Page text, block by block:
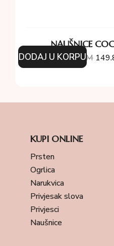
NAUŠNICE
214.00KM
DODAJ U KORPU
KUPI ONLINE
Prsten
Ogrlica
Narukvica
Privjesak slova
Privjesci
Naušnice